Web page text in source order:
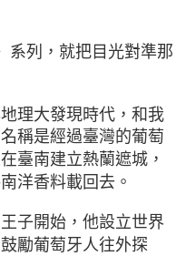
系列，就把目光對準那
理大發現時代，和我
稱是經過臺灣的葡萄
臺南建立熱蘭遮城，
洋香料載回去。
子開始，他設立世界
勵葡萄牙人往外探